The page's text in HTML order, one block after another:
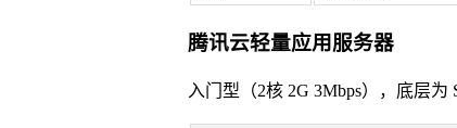
腾讯云轻量应用服务器
入门型（2核 2G 3Mbps），底层为